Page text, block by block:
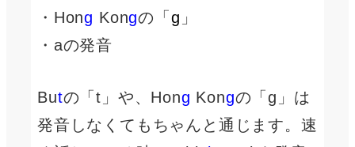
・Hong Kongの「 g 」
・aの発音
Butの「t」や、Hong Kongの「g」は
発音しなくてもちゃんと通じます。速